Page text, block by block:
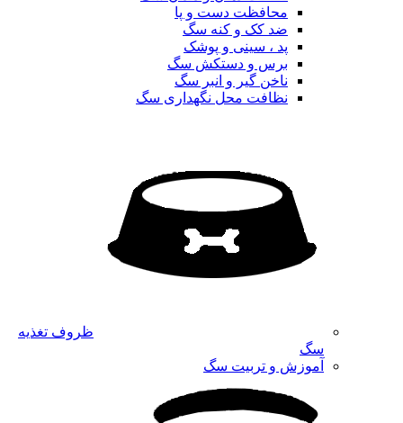
محافظت دست و پا
ضد کک و کنه سگ
پد ، سینی و پوشک
برس و دستکش سگ
ناخن گیر و انبر سگ
نظافت محل نگهداری سگ
ظروف تغذیه
سگ
آموزش و تربیت سگ